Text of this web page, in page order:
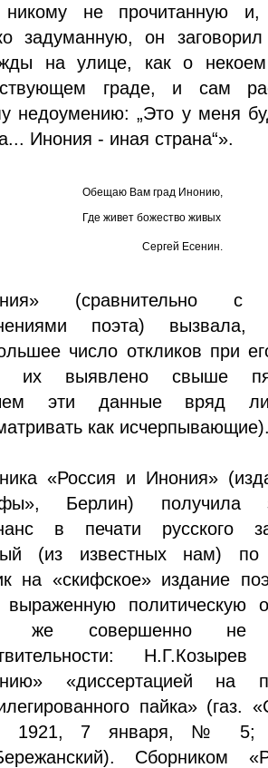
не прочитанную и,
задуманную, он
на улице, как о некоем
граде, и сам
недоумению: „Это у меня
Инония - иная страна“».
Обещаю Вам град Инонию,
Где живет божество живых
Сергей Есенин.
(сравнительно с
поэта) вызвала,
число откликов при
их выявлено свыше
эти данные вряд
как
«Россия и Инония»
Берлин) получила
в печати русского
(из известных нам) по
на «скифское» издание
выраженную политическую
же совершенно не
Н.Г.Козырев
«диссертацией на
пайка» (газ.
1921, 7 января, № 5;
Сборником